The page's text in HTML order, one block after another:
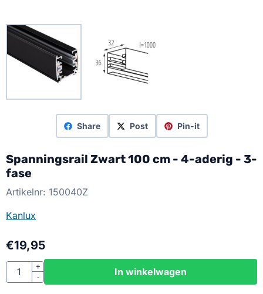
Share Post Pin-it
Spanningsrail Zwart 100 cm - 4-aderig - 3-
fase
Artikelnr: 150040Z
Kanlux
€19,95
Aantal
+
-
In winkelwagen